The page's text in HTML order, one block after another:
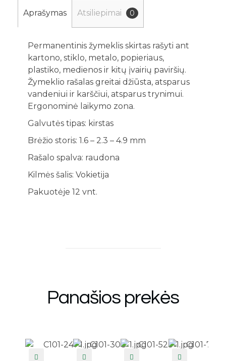
Aprašymas Atsiliepimai 0
Permanentinis žymeklis skirtas rašyti ant
kartono, stiklo, metalo, popieriaus,
plastiko, medienos ir kitų įvairių paviršių.
Žymeklio rašalas greitai džiūsta, atsparus
vandeniui ir karščiui, atsparus trynimui.
Ergonominė laikymo zona.
Galvutės tipas: kirstas
Brėžio storis: 1.6 – 2.3 – 4.9 mm
Rašalo spalva: raudona
Kilmės šalis: Vokietija
Pakuotėje 12 vnt.
Panašios prekės